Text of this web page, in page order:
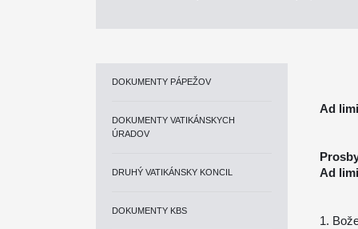
DOKUMENTY PÁPEŽOV
DOKUMENTY VATIKÁNSKYCH
ÚRADOV
DRUHÝ VATIKÁNSKY KONCIL
DOKUMENTY KBS
Ad
Ad
1.